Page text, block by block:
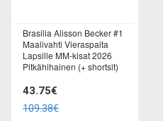
Brasilia Alisson Becker #1
Maalivahti Vieraspaita
Lapsille MM-kisat 2026
Pitkähihainen (+ shortsit)
43.75€
109.38€